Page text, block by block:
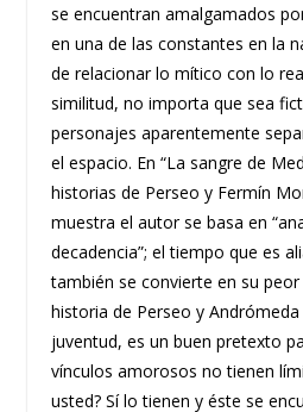
se encuentran amalgamados
en una de las constantes en la
de relacionar lo mítico con lo
similitud, no importa que sea
personajes aparentemente
el espacio. En “La sangre de
historias de Perseo y Fermín
muestra el autor se basa en
decadencia”; el tiempo que es
también se convierte en su
historia de Perseo y
juventud, es un buen pretexto
vínculos amorosos no tienen
usted? Sí lo tienen y éste se